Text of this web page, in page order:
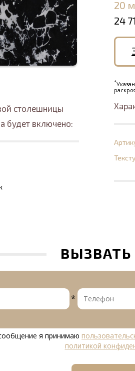
столешницы
будет включено:
20
24
*
*
я принимаю
политикой